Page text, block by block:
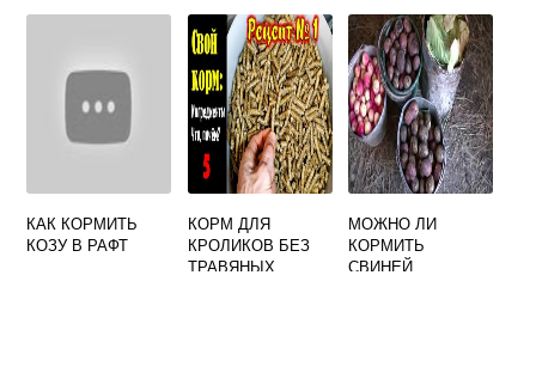
КАК КОРМИТЬ
КОЗУ В РАФТ
КОРМ ДЛЯ
КРОЛИКОВ БЕЗ
ТРАВЯНЫХ
МОЖНО ЛИ
КОРМИТЬ
СВИНЕЙ